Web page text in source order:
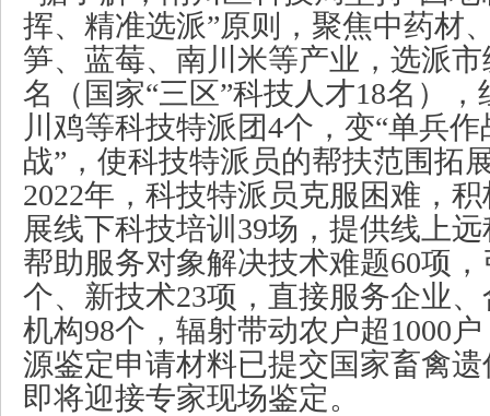
挥、精准选派”原则，聚焦中药材
笋、蓝莓、南川米等产业，选派
名（国家“三区”科技人才18名）
川鸡等科技特派团4个，变“单兵
战”，使科技特派员的帮扶范围拓
2022年，科技特派员克服困难，
展线下科技培训39场，提供线上
帮助服务对象解决技术难题60项
个、新技术23项，直接服务企业
机构98个，辐射带动农户超1000
源鉴定申请材料已提交国家畜禽
即将迎接专家现场鉴定。